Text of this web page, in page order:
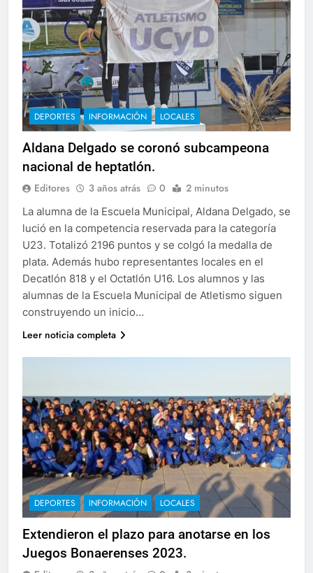
DEPORTES INFORMACIÓN LOCALES
Aldana Delgado se coronó subcampeona
nacional de heptatlón.
Editores 3 años atrás 0 2 minutos
La alumna de la Escuela Municipal, Aldana Delgado, se
lució en la competencia reservada para la categoría
U23. Totalizó 2196 puntos y se colgó la medalla de
plata. Además hubo representantes locales en el
Decatlón 818 y el Octatlón U16. Los alumnos y las
alumnas de la Escuela Municipal de Atletismo siguen
construyendo un inicio…
Leer noticia completa
DEPORTES INFORMACIÓN LOCALES
Extendieron el plazo para anotarse en los
Juegos Bonaerenses 2023.